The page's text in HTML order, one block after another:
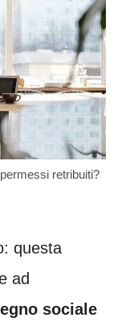
retribuiti?
questa
ad
sociale